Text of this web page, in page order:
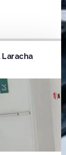
Laracha